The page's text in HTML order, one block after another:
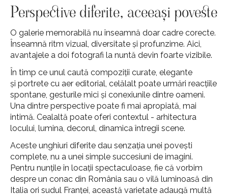
Perspective diferite, aceeași poveste
O galerie memorabilă nu înseamnă doar cadre corecte.
Înseamnă ritm vizual, diversitate și profunzime. Aici,
avantajele a doi fotografi la nuntă devin foarte vizibile.
În timp ce unul caută compoziții curate, elegante
și portrete cu aer editorial, celălalt poate urmări reacțiile
spontane, gesturile mici și conexiunile dintre oameni.
Una dintre perspective poate fi mai apropiată, mai
intimă. Cealaltă poate oferi contextul - arhitectura
locului, lumina, decorul, dinamica întregii scene.
Aceste unghiuri diferite dau senzația unei povești
complete, nu a unei simple succesiuni de imagini.
Pentru nunțile în locații spectaculoase, fie că vorbim
despre un conac din România sau o vilă luminoasă din
Italia ori sudul Franței, această varietate adaugă multă